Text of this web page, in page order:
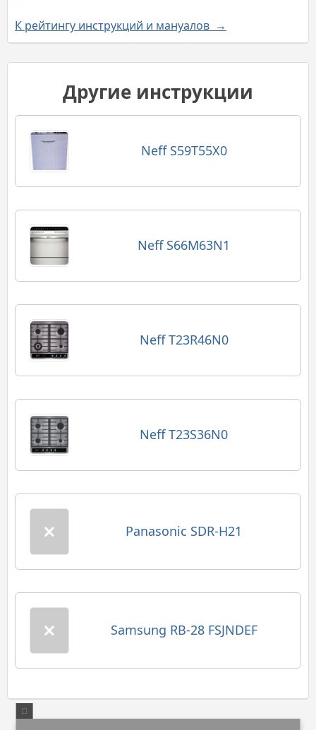
X
К рейтингу инструкций и мануалов →
Другие инструкции
Neff S59T55X0
Neff S66M63N1
Neff T23R46N0
Neff T23S36N0
Panasonic SDR-H21
Samsung RB-28 FSJNDEF